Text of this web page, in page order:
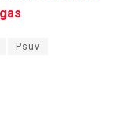
Psuv